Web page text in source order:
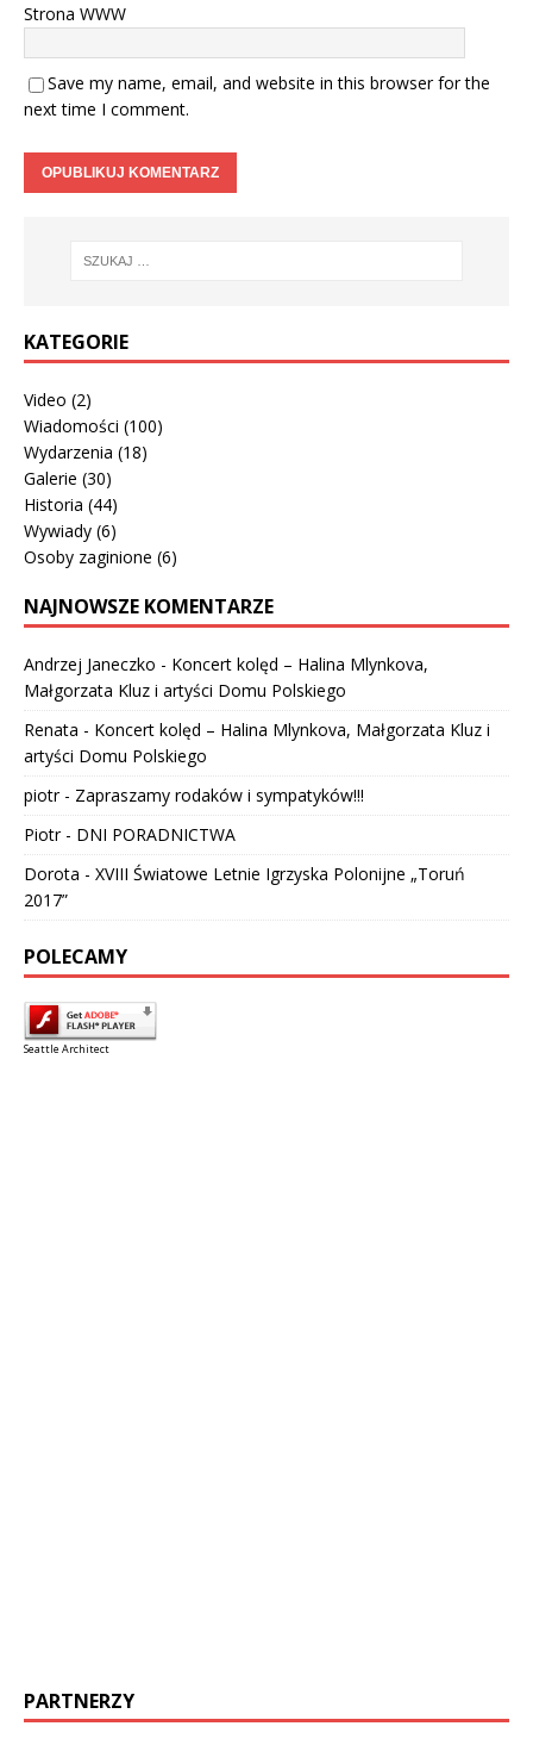
Strona WWW
Save my name, email, and website in this browser for the
next time I comment.
KATEGORIE
Video (2)
Wiadomości (100)
Wydarzenia (18)
Galerie (30)
Historia (44)
Wywiady (6)
Osoby zaginione (6)
NAJNOWSZE KOMENTARZE
Andrzej Janeczko - Koncert kolęd – Halina Mlynkova,
Małgorzata Kluz i artyści Domu Polskiego
Renata - Koncert kolęd – Halina Mlynkova, Małgorzata Kluz i
artyści Domu Polskiego
piotr- Zapraszamy rodaków i sympatyków!!!
Piotr- DNI PORADNICTWA
Dorota - XVIII Światowe Letnie Igrzyska Polonijne „Toruń
2017”
POLECAMY
Seattle Architect
PARTNERZY